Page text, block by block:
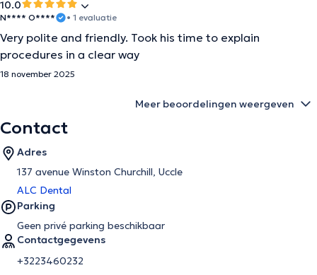
10.0
N**** O**** • 1 evaluatie
Very polite and friendly. Took his time to explain
procedures in a clear way
18 november 2025
Meer beoordelingen weergeven
Contact
Adres
137 avenue Winston Churchill, Uccle
ALC Dental
Parking
Geen privé parking beschikbaar
Contactgegevens
+3223460232